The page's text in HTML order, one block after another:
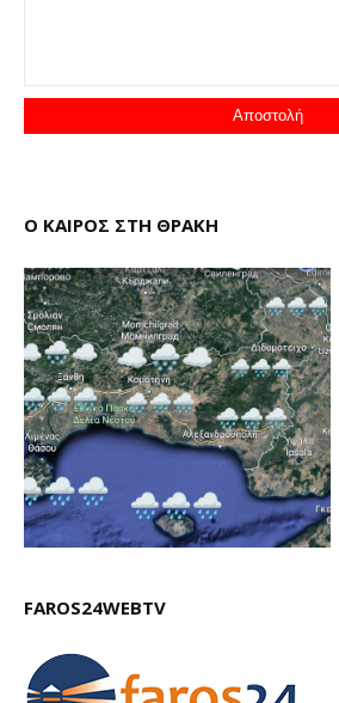
Ο ΚΑΙΡΟΣ ΣΤΗ ΘΡΑΚΗ
FAROS24WEBTV